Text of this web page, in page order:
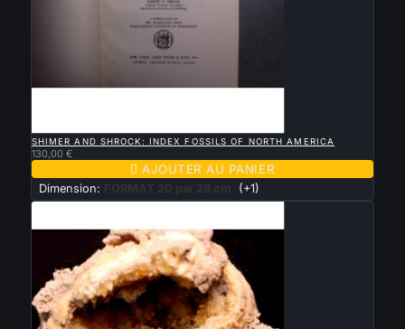
SHIMER AND SHROCK: INDEX FOSSILS OF NORTH AMERICA
130,00 €
 AJOUTER AU PANIER
Dimension: FORMAT 20 par 28 cm (+1)